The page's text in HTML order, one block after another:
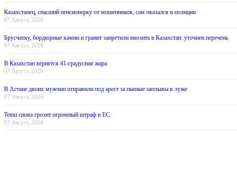
Казахстанец, спасший пенсионерку от мошенников, сам оказался в полиции
07 Август, 2026
Брусчатку, бордюрные камни и гранит запретили ввозить в Казахстан: уточнен перечень
07 Август, 2026
В Казахстан вернется 41-градусная жара
07 Август, 2026
В Астане двоих мужчин отправили под арест за пьяные заплывы в луже
07 Август, 2026
Temu снова грозит огромный штраф в ЕС
07 Август, 2026